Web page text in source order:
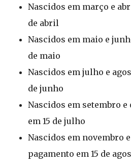
Nascidos em março e
de abril
Nascidos em maio e
de maio
Nascidos em julho e
de junho
Nascidos em setembro
em 15 de julho
Nascidos em novembro
pagamento em 15 de